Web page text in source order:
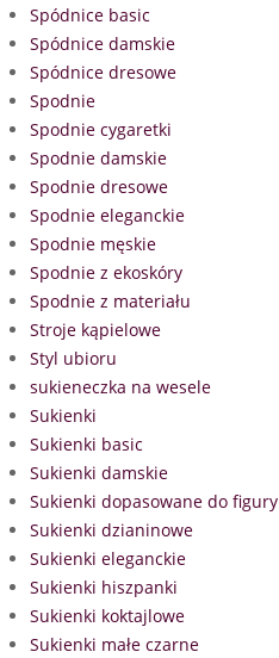
Spódnice basic
Spódnice damskie
Spódnice dresowe
Spodnie
Spodnie cygaretki
Spodnie damskie
Spodnie dresowe
Spodnie eleganckie
Spodnie męskie
Spodnie z ekoskóry
Spodnie z materiału
Stroje kąpielowe
Styl ubioru
sukieneczka na wesele
Sukienki
Sukienki basic
Sukienki damskie
Sukienki dopasowane do figury
Sukienki dzianinowe
Sukienki eleganckie
Sukienki hiszpanki
Sukienki koktajlowe
Sukienki małe czarne